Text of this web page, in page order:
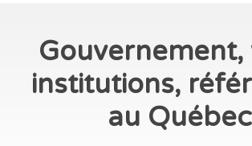
Gouvernement,
institutions,
au Québec